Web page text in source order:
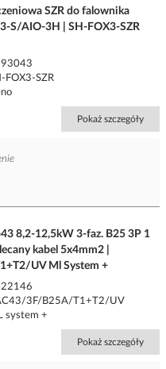
SZR do falownika
S/AIO-3H | SH-FOX3-SZR
FOX3-SZR
Pokaż szczegóły
8,2-12,5kW 3-faz. B25 3P 1
kabel 5x4mm2 |
UV Ml System +
3F/B25A/T1+T2/UV
system +
Pokaż szczegóły